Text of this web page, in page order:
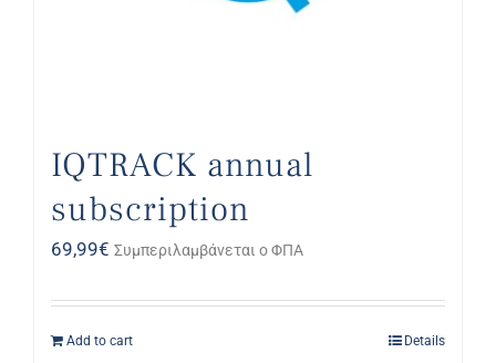
IQTRACK annual
subscription
69,99€ Συμπεριλαμβάνεται ο ΦΠΑ
Add to cart Details